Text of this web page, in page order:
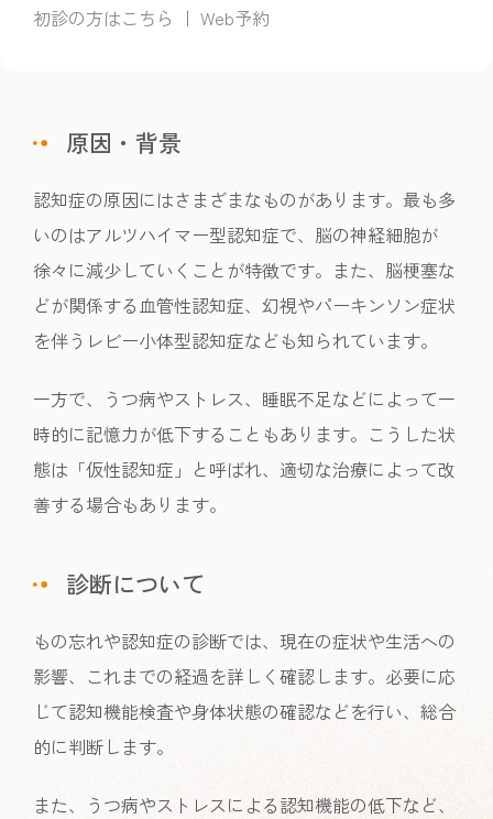
初診の方はこちら
｜ Web予約
原因・背景
認知症の原因にはさまざまなものがあります。最も多
いのはアルツハイマー型認知症で、脳の神経細胞が
徐々に減少していくことが特徴です。また、脳梗塞な
どが関係する血管性認知症、幻視やパーキンソン症状
を伴うレビー小体型認知症なども知られています。
一方で、うつ病やストレス、睡眠不足などによって一
時的に記憶力が低下することもあります。こうした状
態は「仮性認知症」と呼ばれ、適切な治療によって改
善する場合もあります。
診断について
もの忘れや認知症の診断では、現在の症状や生活への
影響、これまでの経過を詳しく確認します。必要に応
じて認知機能検査や身体状態の確認などを行い、総合
的に判断します。
また、うつ病やストレスによる認知機能の低下など、